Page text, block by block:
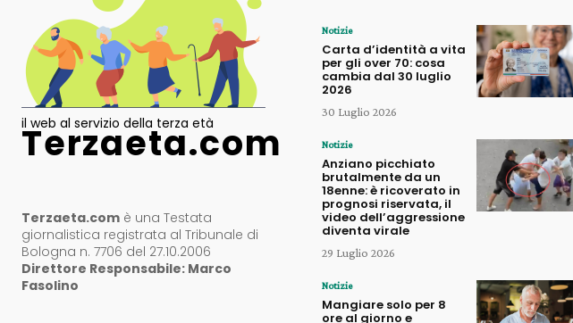
il web al servizio della terza età
Terzaeta.com
Terzaeta.com è una Testata
giornalistica registrata al Tribunale di
Bologna n. 7706 del 27.10.2006
Direttore Responsabile: Marco
Fasolino
Notizie
Carta d’identità a vita
per gli over 70: cosa
cambia dal 30 luglio
2026
30 Luglio 2026
Notizie
Anziano picchiato
brutalmente da un
18enne: è ricoverato in
prognosi riservata, il
video dell’aggressione
diventa virale
29 Luglio 2026
Notizie
Mangiare solo per 8
ore al giorno e